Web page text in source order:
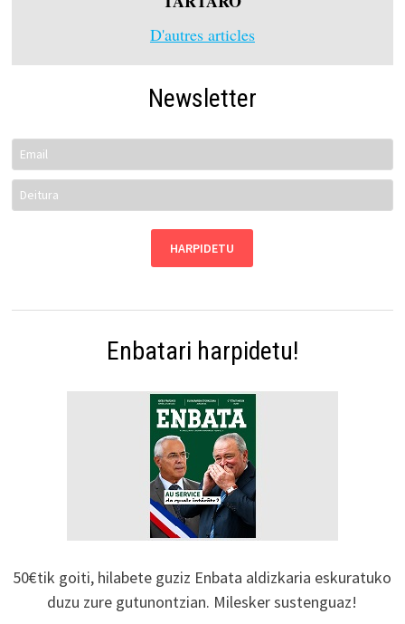
D'autres articles
Newsletter
Enbatari harpidetu!
50€tik goiti, hilabete guziz Enbata aldizkaria eskuratuko
duzu zure gutunontzian. Milesker sustenguaz!